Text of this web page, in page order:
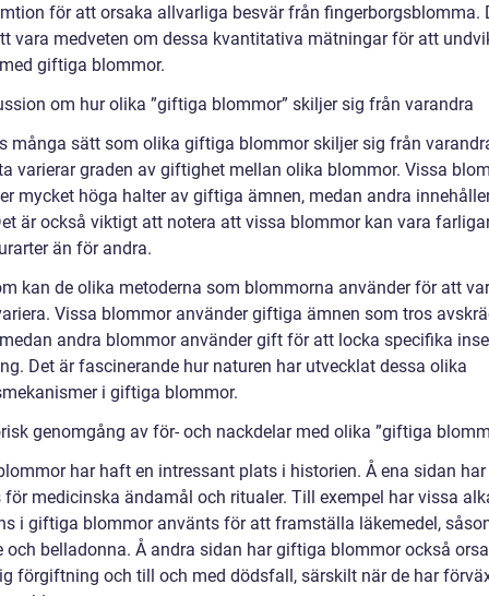
för att orsaka allvarliga besvär från fingerborgsblomma.
vara medveten om dessa kvantitativa mätningar för att
giftiga blommor.
om hur olika ”giftiga blommor” skiljer sig från varandra
många sätt som olika giftiga blommor skiljer sig från
varierar graden av giftighet mellan olika blommor. Vissa
mycket höga halter av giftiga ämnen, medan andra
är också viktigt att notera att vissa blommor kan vara
än för andra.
kan de olika metoderna som blommorna använder för att
Vissa blommor använder giftiga ämnen som tros
andra blommor använder gift för att locka specifika
Det är fascinerande hur naturen har utvecklat dessa olika
i giftiga blommor.
genomgång av för- och nackdelar med olika ”giftiga
har haft en intressant plats i historien. Å ena sidan har
för medicinska ändamål och ritualer. Till exempel har vissa
i giftiga blommor använts för att framställa läkemedel,
och belladonna. Å andra sidan har giftiga blommor också
förgiftning och till och med dödsfall, särskilt när de har